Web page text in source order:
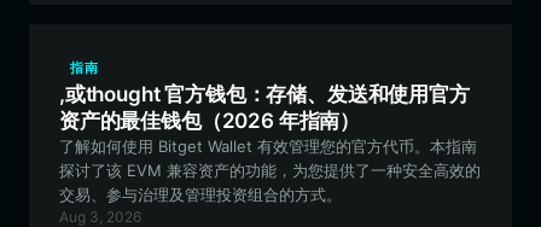
指南
,或thought 官方钱包：存储、发送和使用官方
资产的最佳钱包（2026 年指南）
了解如何使用 Bitget Wallet 有效管理您的官方代币。本指南
探讨了该 EVM 兼容资产的功能，为您提供了一种安全高效的
交易、参与治理及管理投资组合的方式。
Aug 3, 2026